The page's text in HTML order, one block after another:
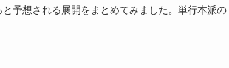
予想される展開をまとめてみました。単行本派の